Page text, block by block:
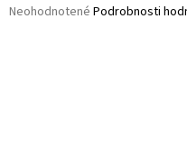
Priemerné
Neohodnotené Podrobnosti